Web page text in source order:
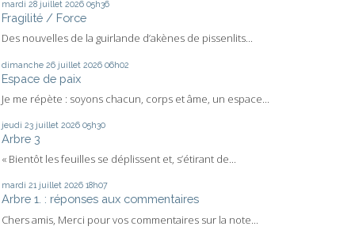
mardi 28 juillet 2026 05h36
Fragilité / Force
Des nouvelles de la guirlande d’akènes de pissenlits...
dimanche 26 juillet 2026 06h02
Espace de paix
Je me répète : soyons chacun, corps et âme, un espace...
jeudi 23 juillet 2026 05h30
Arbre 3
« Bientôt les feuilles se déplissent et, s’étirant de...
mardi 21 juillet 2026 18h07
Arbre 1. : réponses aux commentaires
Chers amis, Merci pour vos commentaires sur la note...